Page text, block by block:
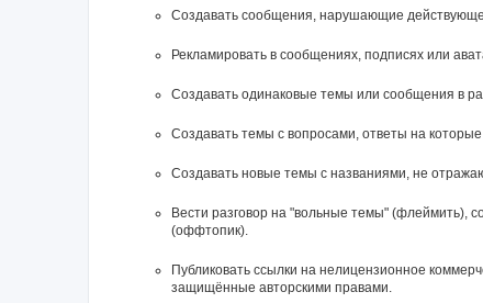
Создавать сообщения, наpyшающие
Рекламировать в сообщениях, подписях или
Создавать одинаковые темы или сообщения в
Создавать темы с вопросами, ответы на
Создавать новые темы с названиями, не
Вести разговор на "вольные темы" (флеймить),
(оффтопик).
Публиковать ссылки на нелицензионное
защищённые авторскими правами.